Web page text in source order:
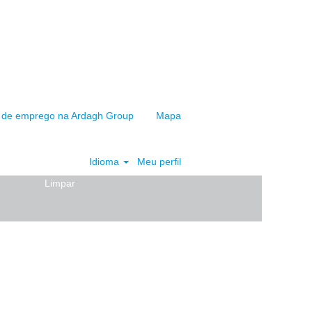
emprego na Ardagh Group Mapa
Idioma
Meu perfil
Limpar